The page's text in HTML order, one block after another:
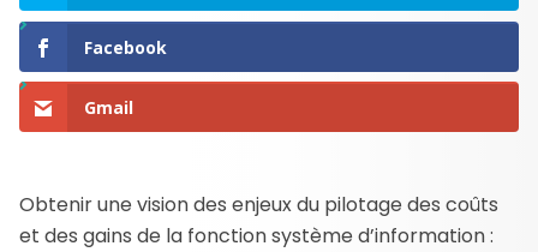
Facebook
Gmail
Obtenir une vision des enjeux du pilotage des coûts
et des gains de la fonction système d’information :